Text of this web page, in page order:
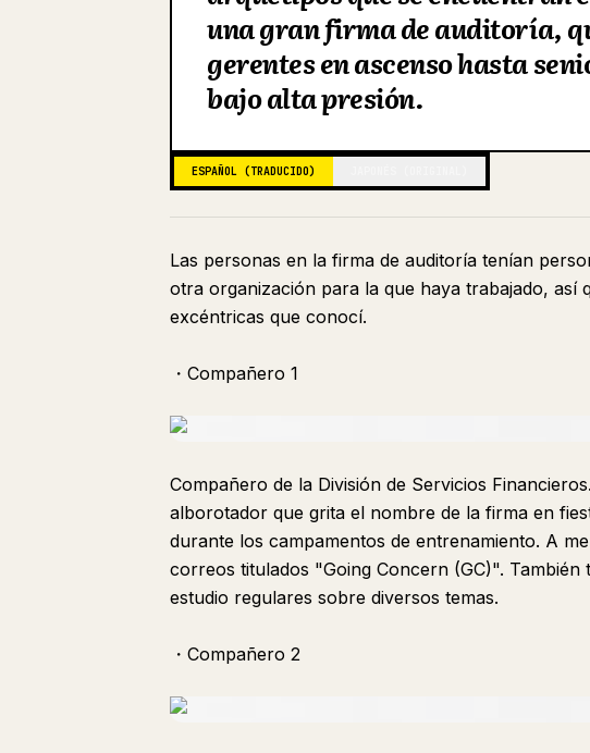
una gran firma de auditoría,
gerentes en ascenso hasta
bajo alta presión.
ESPAÑOL (TRADUCIDO)
Las personas en la firma de auditoría tenían
otra organización para la que haya trabajado, así
excéntricas que conocí.
・Compañero 1
Compañero de la División de Servicios
alborotador que grita el nombre de la firma en
durante los campamentos de entrenamiento. A
correos titulados "Going Concern (GC)".
estudio regulares sobre diversos temas.
・Compañero 2